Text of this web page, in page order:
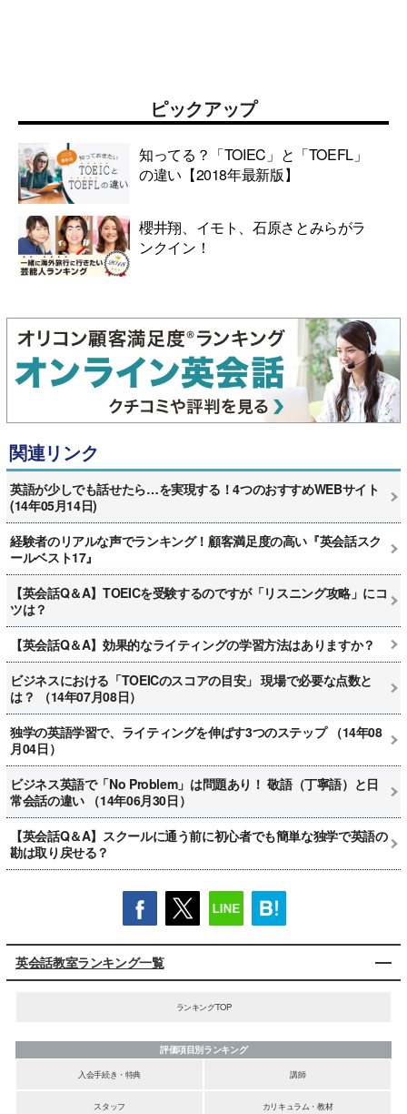
ピックアップ
知ってる？「TOIEC」と「TOEFL」
の違い【2018年最新版】
櫻井翔、イモト、石原さとみらがラ
ンクイン！
関連リンク
英語が少しでも話せたら…を実現する！4つのおすすめWEBサイト
(14年05月14日)
経験者のリアルな声でランキング！顧客満足度の高い『英会話スク
ールベスト17』
【英会話Q＆A】TOEICを受験するのですが「リスニング攻略」にコ
ツは？
【英会話Q＆A】効果的なライティングの学習方法はありますか？
ビジネスにおける「TOEICのスコアの目安」 現場で必要な点数と
は？ （14年07月08日）
独学の英語学習で、ライティングを伸ばす3つのステップ （14年08
月04日）
ビジネス英語で「No Problem」は問題あり！ 敬語（丁寧語）と日
常会話の違い （14年06月30日）
【英会話Q＆A】スクールに通う前に初心者でも簡単な独学で英語の
勘は取り戻せる？
英会話教室ランキング一覧
ランキングTOP
評価項目別ランキング
入会手続き・特典
講師
スタッフ カリキュラム・教材